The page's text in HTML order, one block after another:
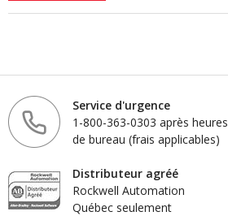
Service d'urgence
1-800-363-0303 après heures
de bureau (frais applicables)
Distributeur agréé
Rockwell Automation
Québec seulement